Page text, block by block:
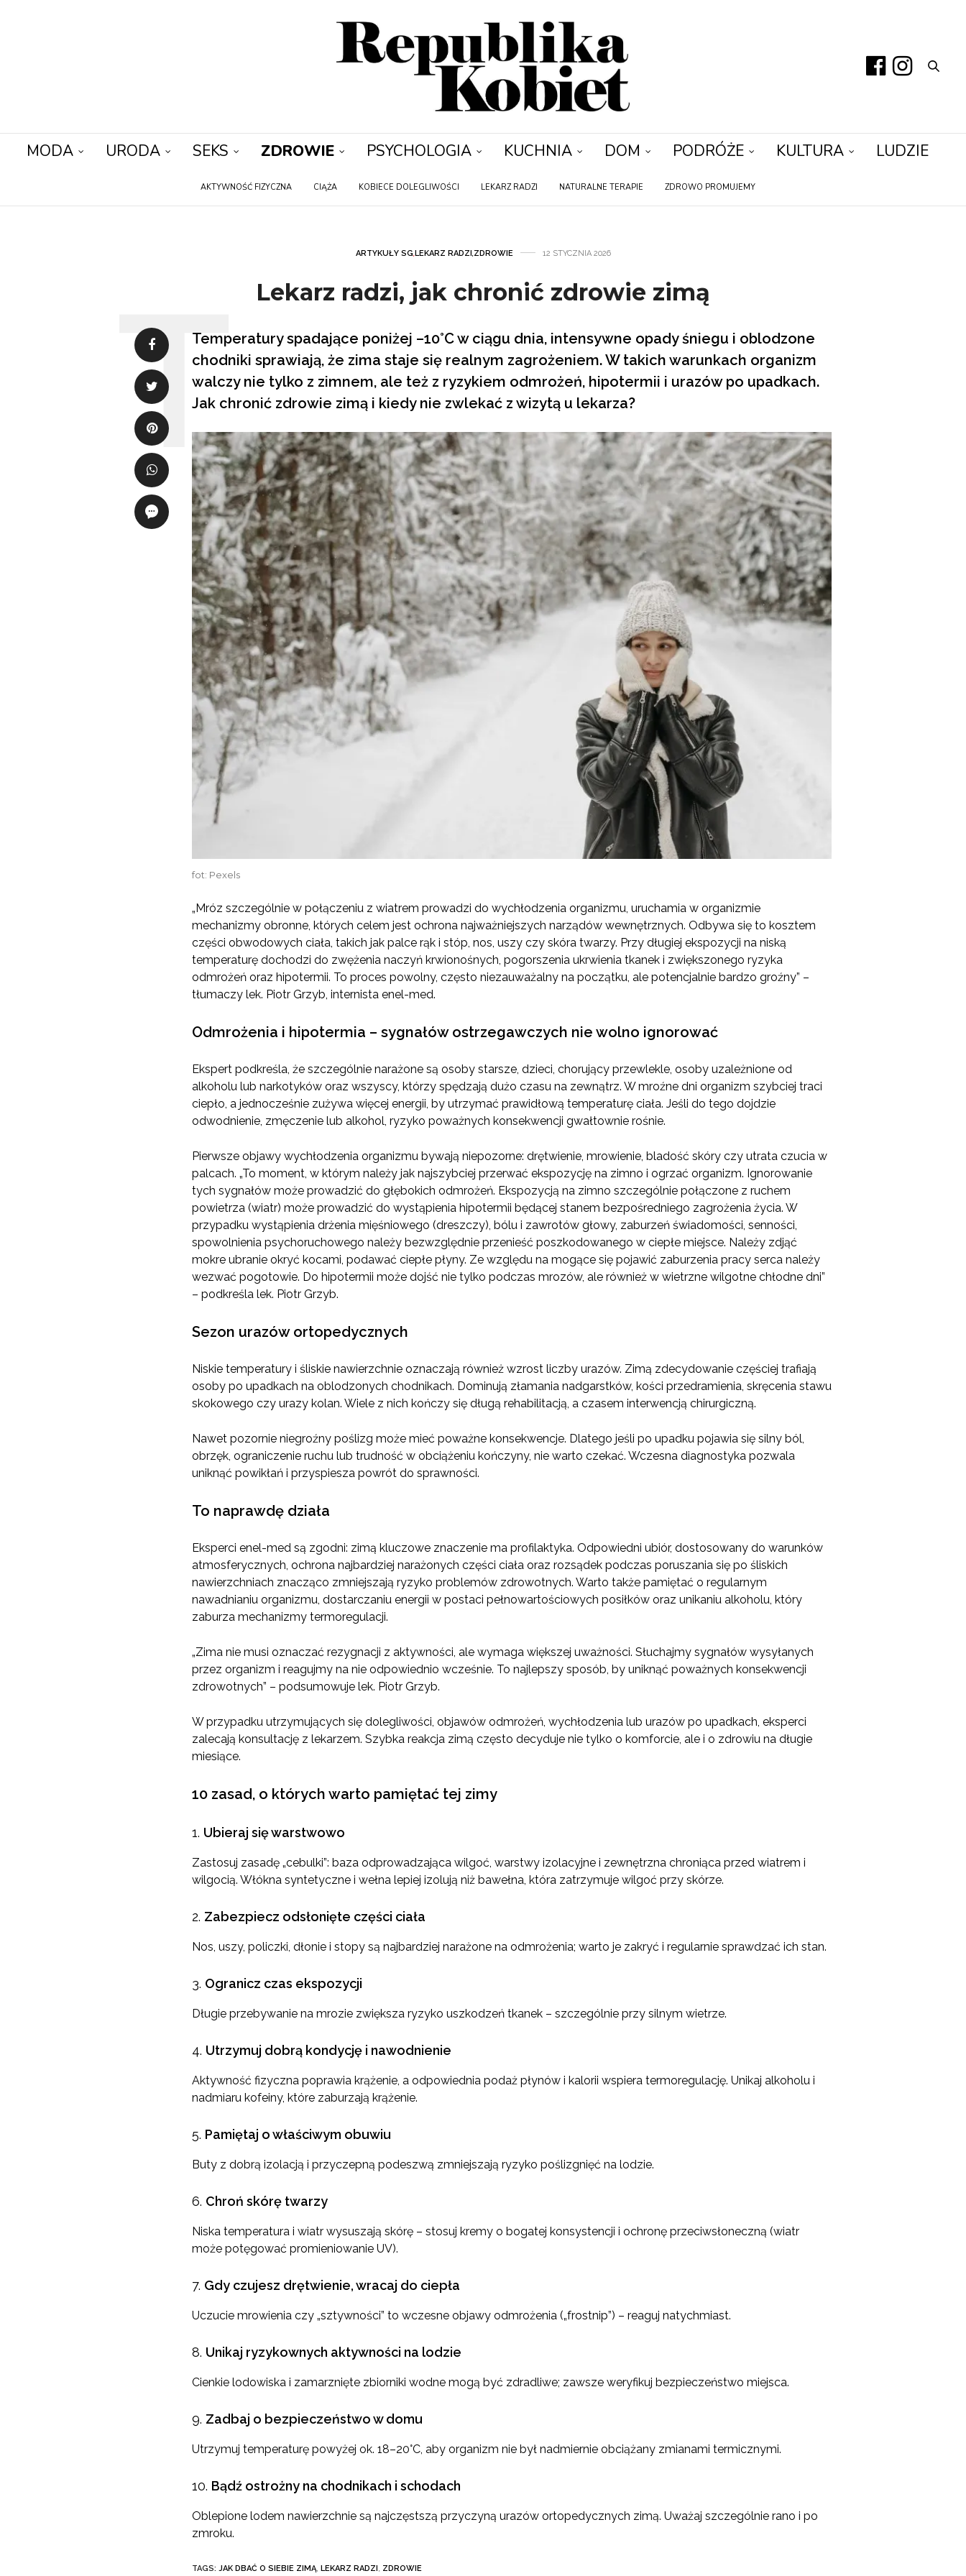
MODA URODA SEKS ZDROWIE PSYCHOLOGIA KUCHNIA DOM PODRÓŻE KULTURA LUDZIE
AKTYWNOŚĆ FIZYCZNA CIĄŻA KOBIECE DOLEGLIWOŚCI LEKARZ RADZI NATURALNE TERAPIE ZDROWO PROMUJEMY
ARTYKUŁY SG,LEKARZ RADZI,ZDROWIE 12 STYCZNIA 2026
Lekarz radzi, jak chronić zdrowie zimą
Temperatury spadające poniżej –10°C w ciągu dnia, intensywne opady śniegu i oblodzone
chodniki sprawiają, że zima staje się realnym zagrożeniem. W takich warunkach organizm
walczy nie tylko z zimnem, ale też z ryzykiem odmrożeń, hipotermii i urazów po upadkach.
Jak chronić zdrowie zimą i kiedy nie zwlekać z wizytą u lekarza?
fot: Pexels
„Mróz szczególnie w połączeniu z wiatrem prowadzi do wychłodzenia organizmu, uruchamia w organizmie
mechanizmy obronne, których celem jest ochrona najważniejszych narządów wewnętrznych. Odbywa się to kosztem
części obwodowych ciała, takich jak palce rąk i stóp, nos, uszy czy skóra twarzy. Przy długiej ekspozycji na niską
temperaturę dochodzi do zwężenia naczyń krwionośnych, pogorszenia ukrwienia tkanek i zwiększonego ryzyka
odmrożeń oraz hipotermii. To proces powolny, często niezauważalny na początku, ale potencjalnie bardzo groźny” –
tłumaczy lek. Piotr Grzyb, internista enel-med.
Odmrożenia i hipotermia – sygnałów ostrzegawczych nie wolno ignorować
Ekspert podkreśla, że szczególnie narażone są osoby starsze, dzieci, chorujący przewlekle, osoby uzależnione od
alkoholu lub narkotyków oraz wszyscy, którzy spędzają dużo czasu na zewnątrz. W mroźne dni organizm szybciej traci
ciepło, a jednocześnie zużywa więcej energii, by utrzymać prawidłową temperaturę ciała. Jeśli do tego dojdzie
odwodnienie, zmęczenie lub alkohol, ryzyko poważnych konsekwencji gwałtownie rośnie.
Pierwsze objawy wychłodzenia organizmu bywają niepozorne: drętwienie, mrowienie, bladość skóry czy utrata czucia w
palcach. „To moment, w którym należy jak najszybciej przerwać ekspozycję na zimno i ogrzać organizm. Ignorowanie
tych sygnałów może prowadzić do głębokich odmrożeń. Ekspozycją na zimno szczególnie połączone z ruchem
powietrza (wiatr) może prowadzić do wystąpienia hipotermii będącej stanem bezpośredniego zagrożenia życia. W
przypadku wystąpienia drżenia mięśniowego (dreszczy), bólu i zawrotów głowy, zaburzeń świadomości, senności,
spowolnienia psychoruchowego należy bezwzględnie przenieść poszkodowanego w ciepłe miejsce. Należy zdjąć
mokre ubranie okryć kocami, podawać ciepłe płyny. Ze względu na mogące się pojawić zaburzenia pracy serca należy
wezwać pogotowie. Do hipotermii może dojść nie tylko podczas mrozów, ale również w wietrzne wilgotne chłodne dni”
– podkreśla lek. Piotr Grzyb.
Sezon urazów ortopedycznych
Niskie temperatury i śliskie nawierzchnie oznaczają również wzrost liczby urazów. Zimą zdecydowanie częściej trafiają
osoby po upadkach na oblodzonych chodnikach. Dominują złamania nadgarstków, kości przedramienia, skręcenia stawu
skokowego czy urazy kolan. Wiele z nich kończy się długą rehabilitacją, a czasem interwencją chirurgiczną.
Nawet pozornie niegroźny poślizg może mieć poważne konsekwencje. Dlatego jeśli po upadku pojawia się silny ból,
obrzęk, ograniczenie ruchu lub trudność w obciążeniu kończyny, nie warto czekać. Wczesna diagnostyka pozwala
uniknąć powikłań i przyspiesza powrót do sprawności.
To naprawdę działa
Eksperci enel-med są zgodni: zimą kluczowe znaczenie ma profilaktyka. Odpowiedni ubiór, dostosowany do warunków
atmosferycznych, ochrona najbardziej narażonych części ciała oraz rozsądek podczas poruszania się po śliskich
nawierzchniach znacząco zmniejszają ryzyko problemów zdrowotnych. Warto także pamiętać o regularnym
nawadnianiu organizmu, dostarczaniu energii w postaci pełnowartościowych posiłków oraz unikaniu alkoholu, który
zaburza mechanizmy termoregulacji.
„Zima nie musi oznaczać rezygnacji z aktywności, ale wymaga większej uważności. Słuchajmy sygnałów wysyłanych
przez organizm i reagujmy na nie odpowiednio wcześnie. To najlepszy sposób, by uniknąć poważnych konsekwencji
zdrowotnych” – podsumowuje lek. Piotr Grzyb.
W przypadku utrzymujących się dolegliwości, objawów odmrożeń, wychłodzenia lub urazów po upadkach, eksperci
zalecają konsultację z lekarzem. Szybka reakcja zimą często decyduje nie tylko o komforcie, ale i o zdrowiu na długie
miesiące.
10 zasad, o których warto pamiętać tej zimy
Ubieraj się warstwowo
Zastosuj zasadę „cebulki”: baza odprowadzająca wilgoć, warstwy izolacyjne i zewnętrzna chroniąca przed wiatrem i
wilgocią. Włókna syntetyczne i wełna lepiej izolują niż bawełna, która zatrzymuje wilgoć przy skórze.
Zabezpiecz odsłonięte części ciała
Nos, uszy, policzki, dłonie i stopy są najbardziej narażone na odmrożenia; warto je zakryć i regularnie sprawdzać ich stan.
Ogranicz czas ekspozycji
Długie przebywanie na mrozie zwiększa ryzyko uszkodzeń tkanek – szczególnie przy silnym wietrze.
Utrzymuj dobrą kondycję i nawodnienie
Aktywność fizyczna poprawia krążenie, a odpowiednia podaż płynów i kalorii wspiera termoregulację. Unikaj alkoholu i
nadmiaru kofeiny, które zaburzają krążenie.
Pamiętaj o właściwym obuwiu
Buty z dobrą izolacją i przyczepną podeszwą zmniejszają ryzyko poślizgnięć na lodzie.
Chroń skórę twarzy
Niska temperatura i wiatr wysuszają skórę – stosuj kremy o bogatej konsystencji i ochronę przeciwsłoneczną (wiatr
może potęgować promieniowanie UV).
Gdy czujesz drętwienie, wracaj do ciepła
Uczucie mrowienia czy „sztywności” to wczesne objawy odmrożenia („frostnip”) – reaguj natychmiast.
Unikaj ryzykownych aktywności na lodzie
Cienkie lodowiska i zamarznięte zbiorniki wodne mogą być zdradliwe; zawsze weryfikuj bezpieczeństwo miejsca.
Zadbaj o bezpieczeństwo w domu
Utrzymuj temperaturę powyżej ok. 18–20°C, aby organizm nie był nadmiernie obciążany zmianami termicznymi.
Bądź ostrożny na chodnikach i schodach
Oblepione lodem nawierzchnie są najczęstszą przyczyną urazów ortopedycznych zimą. Uważaj szczególnie rano i po
zmroku.
TAGS: JAK DBAĆ O SIEBIE ZIMĄ, LEKARZ RADZI, ZDROWIE